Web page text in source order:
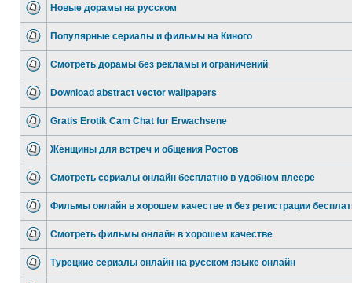
Новые дорамы на русском
Популярные сериалы и фильмы на Киного
Смотреть дорамы без рекламы и ограничений
Download abstract vector wallpapers
Gratis Erotik Cam Chat fur Erwachsene
Женщины для встреч и общения Ростов
Смотреть сериалы онлайн бесплатно в удобном плеере
Фильмы онлайн в хорошем качестве и без регистрации
Смотреть фильмы онлайн в хорошем качестве
Турецкие сериалы онлайн на русском языке онлайн